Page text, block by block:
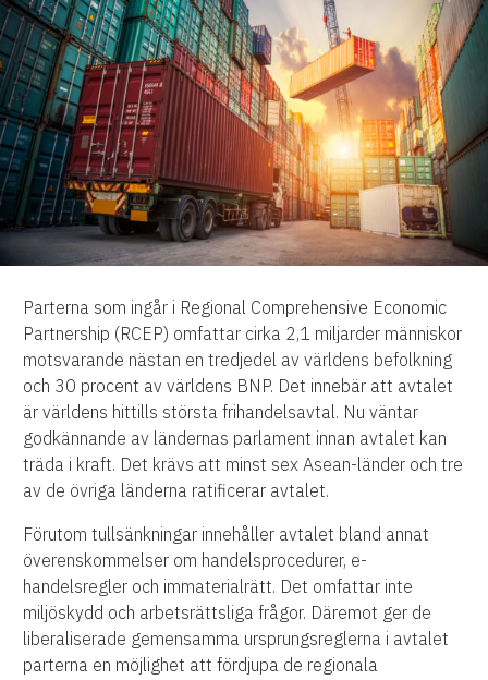
Parterna som ingår i Regional Comprehensive Economic
Partnership (RCEP) omfattar cirka 2,1 miljarder människor
motsvarande nästan en tredjedel av världens befolkning
och 30 procent av världens BNP. Det innebär att avtalet
är världens hittills största frihandelsavtal. Nu väntar
godkännande av ländernas parlament innan avtalet kan
träda i kraft. Det krävs att minst sex Asean-länder och tre
av de övriga länderna ratificerar avtalet.
Förutom tullsänkningar innehåller avtalet bland annat
överenskommelser om handelsprocedurer, e-
handelsregler och immaterialrätt. Det omfattar inte
miljöskydd och arbetsrättsliga frågor. Däremot ger de
liberaliserade gemensamma ursprungsreglerna i avtalet
parterna en möjlighet att fördjupa de regionala